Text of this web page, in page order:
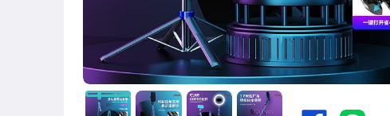
汽機車精品百貨
居家、家具與園藝
玩具、模型與公仔